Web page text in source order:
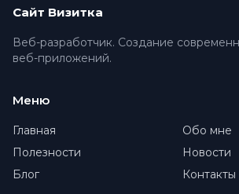
Сайт Визитка
Веб-разработчик. Создание
веб-приложений.
Меню
Главная
Обо мне
Полезности
Новости
Блог
Контакты